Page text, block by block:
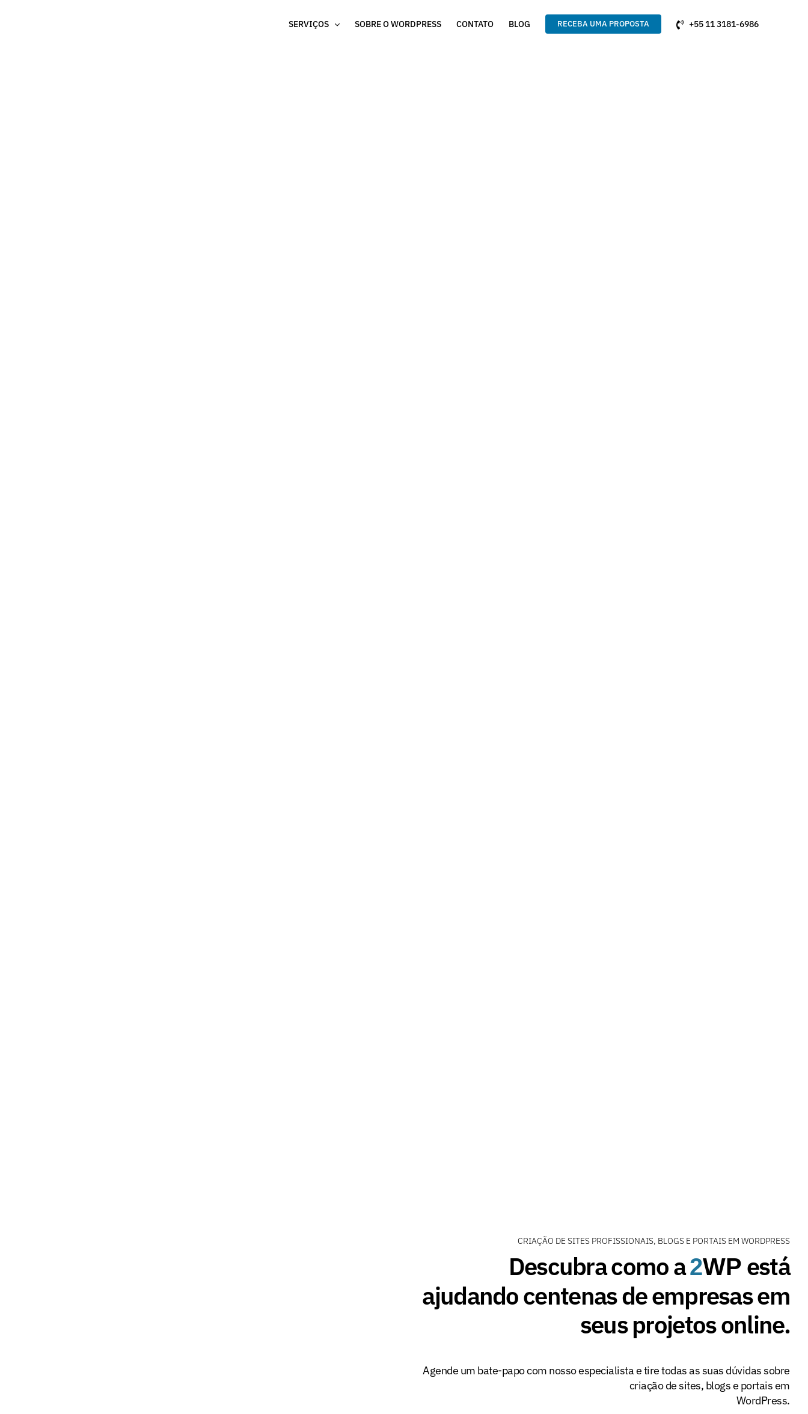
SERVIÇOS SOBRE O WORDPRESS CONTATO BLOG RECEBA UMA PROPOSTA +55 11 3181-6986
CRIAÇÃO DE SITES PROFISSIONAIS, BLOGS E PORTAIS EM WORDPRESS
Descubra como a2WP está
ajudando centenas de empresas em
seus projetos online.
Agende um bate-papo com nosso especialista e tire todas as suas dúvidas sobre
criação de sites, blogs e portais em
WordPress.